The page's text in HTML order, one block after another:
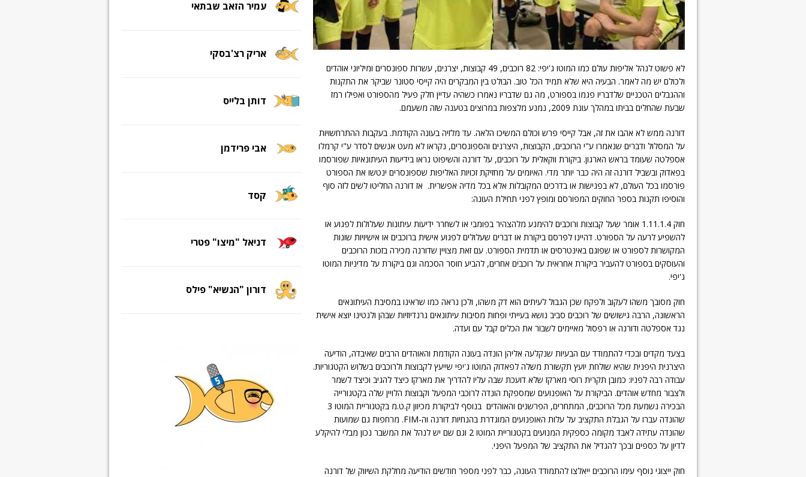
לא פשוט לנהל אליפות עולם כמו המוטו ג'יפי: 82 רוכבים, 49 קבוצות, יצרנים, עשרות ספונסרים ומיליוני אוהדים
ולכולם יש מה לאמר. הבעיה היא שלא תמיד הכל טוב. הבולט בין המבקרים היה קייסי סטונר שביקר את התקנות
וההגבלים הטכניים שלדבריו פגמו בספורט, מה גם שדבריו נאמרו כשהיה עדיין חלק פעיל מהספורט ואפילו רמז
שבעת שהחלים בביתו במהלך עונת 2009, נמנע מלצפות במרוצים בטענה שזה משעמם.
דורנה ממש לא אהבו את זה, אבל קייסי פרש וכולם המשיכו הלאה. עד מלזיה בעונה הקודמת. בעקבות ההתרחשויות
על המסלול ודברים שנאמרו ע"י הרוכבים, הקבוצות, היצרנים והספונסרים, נקראו לא מעט אנשים לסדר ע"י קרמלו
אספלטה שעומד בראש הארגון. ביקורת ווקאלית על רוכבים, על דורנה והשיפוט נראו בידיעות העיתונאיות שפורסמו
בפאדוק ובשביל דורנה זה היה כבר יותר מדי. האיומים על מחזיקת זכויות האליפות שספונסרים ינטשו את הספורט
פורסמו בכל העולם, לא בפגישות או בדרכים המקובלות אלא בכל מדיה אפשרית. אז דורנה החליטו לשים לזה סוף
והוסיפו תקנות בספר החוקים המפורסם ומופץ לפני תחילת העונה:
חוק 1.11.1.4 אומר שעל קבוצות ורוכבים להימנע מלהצהיר בפומבי או לשחרר ידיעות עיתונות שעלולות לפגוע או
להשפיע לרעה על הספורט. דהיינו לפרסם ביקורת או דברים שעלולים לפגוע אישית ברוכבים או אישיויות שונות
המקושרות לספורט או שפוגם באינטרסים או תדמית הספורט. עם זאת מצויין שדורנה מכירה בזכות הרוכבים
והעוסקים בספורט להעביר ביקורת אחראית על רוכבים אחרים, להביע חוסר הסכמה וגם ביקורת על מדיניות המוטו
ג'יפי.
חוק מסובך משהו לעקוב ולפקח שכן הגבול לעיתים הוא דק משהו, ולכן נראה כמו שראינו במסיבת העיתונאים
הראשונה, הרבה גישושים של רוכבים סביב נושא בעייתי ופחות מסיבות עיתונאים גרנדיוזיות שבהן ולנטינו יוצא אישית
נגד אספלטה ודורנה או רפסול מאיימים לשבור את הכלים קבל עם ועדה.
בצעד מקדים ובכדי להתמודד עם הבעיות שנקלעה אליהן הונדה בעונה הקודמת והאוהדים הרבים שאיבדה, הודיעה
היצרנית היפנית שהיא שולחת יועץ תקשורת משלה לפאדוק המוטו ג'יפי שייעץ לקבוצות ולרוכבים בשלוש הקטגוריות.
עבודה רבה לפניו: כמובן תקרית רוסי מארקז שלא דועכת שבה עליו להדריך את מארקז כיצד להגיב וכיצד לשמר
ולצבור מחדש אוהדים. הביקורת על האופנועים שמספקת הונדה לרוכבי המפעל וקבוצות הלויין שלה בקטגורייה
הבכירה נשמעת מכל הרוכבים, המתחרים, הפרשנים והאוהדים בנוסף לביקורת מכיוון ק.ט.מ בקטגוריית המוטו 3
שהונדה עברו על הגבלת התקציב על עלות האופנועים המוגדרת בהנחיות דורנה וה-FIM. מרחפות גם שמועות
שהונדה עתידה לאבד מקומה כספקית המנועים בקטגוריית המוטו 2 וגם שם יש לנהל את המשבר נכון מבלי להיקלע
לדיון על כספים ובכך להגדיל את התקציב של המפעל היפני.
חוק ייצוגי נוסף עימו הרוכבים ייאלצו להתמודד העונה, כבר לפני מספר חודשים הודיעה מחלקת השיווק של דורנה
עמיר הזאב שבתאי
אריק רצ'בסקי
דותן בלייס
אבי פרידמן
קסד
דניאל "מיצו" פטרי
דורון "הנשיא" פילס